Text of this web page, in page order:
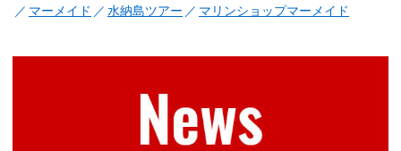
マーメイド
水納島ツアー マリンショップマーメイド